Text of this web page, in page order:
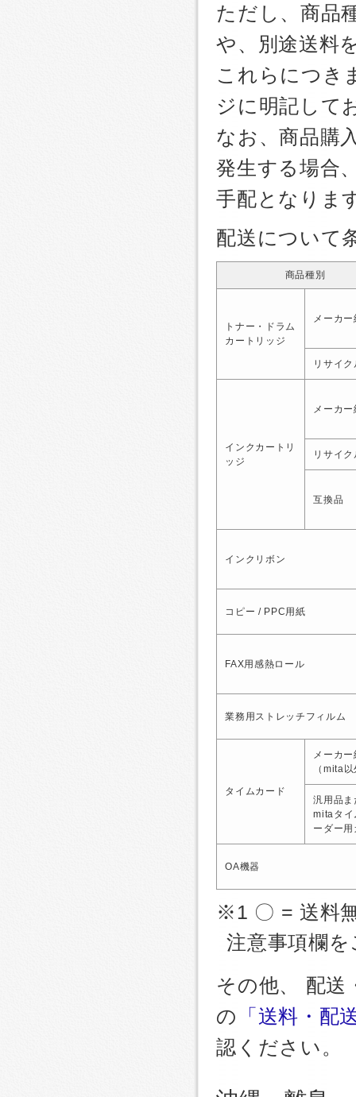
ただし、商品
や、別途送料
これらにつき
ジに明記して
なお、商品購
発生する場合
手配となりま
配送について
商品種別
トナー・ドラム
カートリッジ
メーカ
リサイ
インクカートリ
ッジ
メーカ
リサイ
互換品
インクリボン
コピー / PPC用紙
FAX用感熱ロール
業務用ストレッチフィルム
タイムカード
メーカ
（mita
汎用品ま
mitaタイ
ーダー
OA機器
※1 〇 = 送料
注意事項欄
その他、 配送
の
「送料・配
認ください。